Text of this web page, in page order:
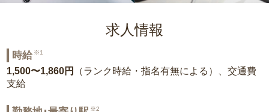
求人情報
時給 ※1
1,500〜1,860円
（ランク時給・指名有無による）、交通費
支給
※2